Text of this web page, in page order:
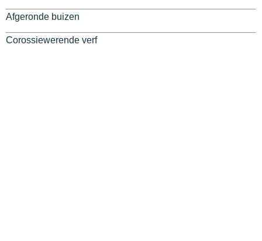
Afgeronde buizen
Corossiewerende verf